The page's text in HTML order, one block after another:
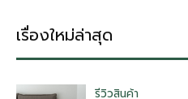
เรื่องใหม่ล่าสุด
รีวิวสินค้า